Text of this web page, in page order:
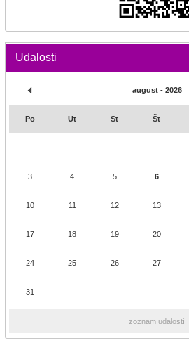
Udalosti
august - 2026
Po Ut St Št
3 4 5 6
10 11 12 13
17 18 19 20
24 25 26 27
31
zoznam udalostí